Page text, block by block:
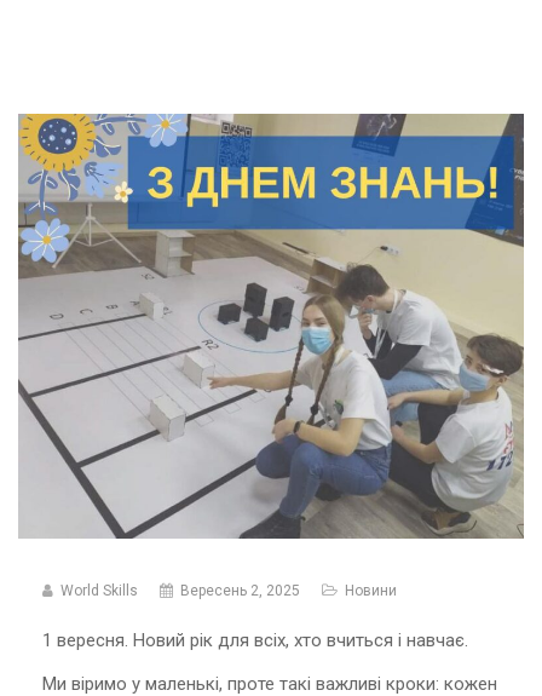
World Skills Вересень 2, 2025 Новини
1 вересня. Новий рік для всіх, хто вчиться і навчає.
Ми віримо у маленькі, проте такі важливі кроки: кожен